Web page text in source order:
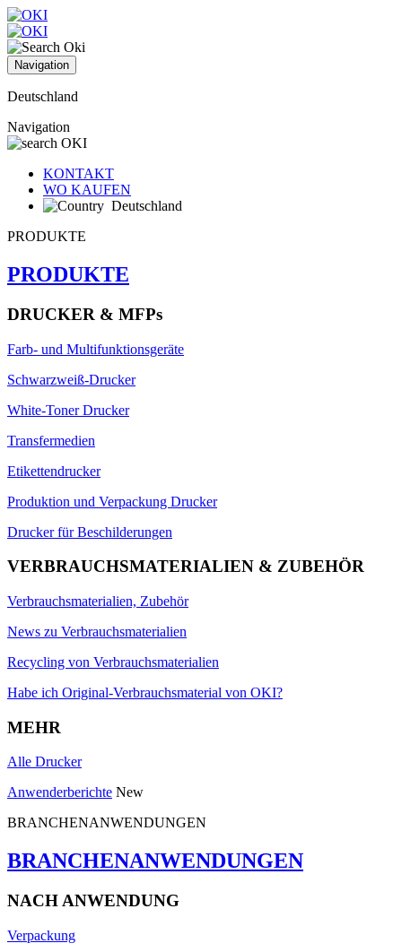
Navigation
Deutschland
Navigation
KONTAKT
WO KAUFEN
Deutschland
PRODUKTE
PRODUKTE
DRUCKER & MFPs
Farb- und Multifunktionsgeräte
Schwarzweiß-Drucker
White-Toner Drucker
Transfermedien
Etikettendrucker
Produktion und Verpackung Drucker
Drucker für Beschilderungen
VERBRAUCHSMATERIALIEN & ZUBEHÖR
Verbrauchsmaterialien, Zubehör
News zu Verbrauchsmaterialien
Recycling von Verbrauchsmaterialien
Habe ich Original-Verbrauchsmaterial von OKI?
MEHR
Alle Drucker
Anwenderberichte New
BRANCHENANWENDUNGEN
BRANCHENANWENDUNGEN
NACH ANWENDUNG
Verpackung